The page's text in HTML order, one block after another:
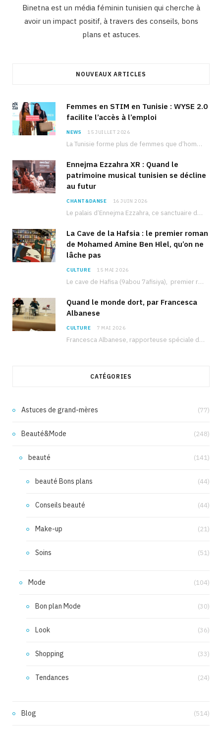
Binetna est un média féminin tunisien qui cherche à
avoir un impact positif, à travers des conseils, bons
plans et astuces.
NOUVEAUX ARTICLES
Femmes en STIM en Tunisie : WYSE 2.0
facilite l’accès à l’emploi
NEWS 15 JUILLET 2026
La Tunisie forme plus de femmes que d’hommes dans les filières scientifiques. Pourtant, pour beaucoup…
Ennejma Ezzahra XR : Quand le
patrimoine musical tunisien se décline
au futur
CHANT&DANSE 16 JUIN 2026
Le palais d’Ennejma Ezzahra, ce sanctuaire de la musique tunisienne et méditerranéenne construit par le…
La Cave de la Hafsia : le premier roman
de Mohamed Amine Ben Hlel, qu’on ne
lâche pas
CULTURE 15 MAI 2026
Le cave de Hafisa (9abou 7afisiya), premier roman du journaliste tunisien Mohamed Amine Ben Hlel,…
Quand le monde dort, par Francesca
Albanese
CULTURE 7 MAI 2026
Francesca Albanese, rapporteuse spéciale de l’ONU sur les territoires palestiniens occupés, était à Tunis pour…
CATÉGORIES
Astuces de grand-mères (77)
Beauté&Mode (248)
beauté (141)
beauté Bons plans (44)
Conseils beauté (44)
Make-up (21)
Soins (51)
Mode (104)
Bon plan Mode (30)
Look (36)
Shopping (33)
Tendances (24)
Blog (514)